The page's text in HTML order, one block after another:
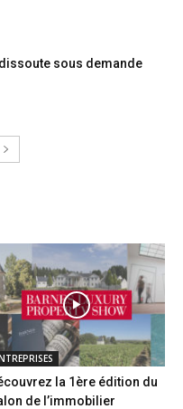
dissoute sous demande
la 1ère édition du
de l’immobilier